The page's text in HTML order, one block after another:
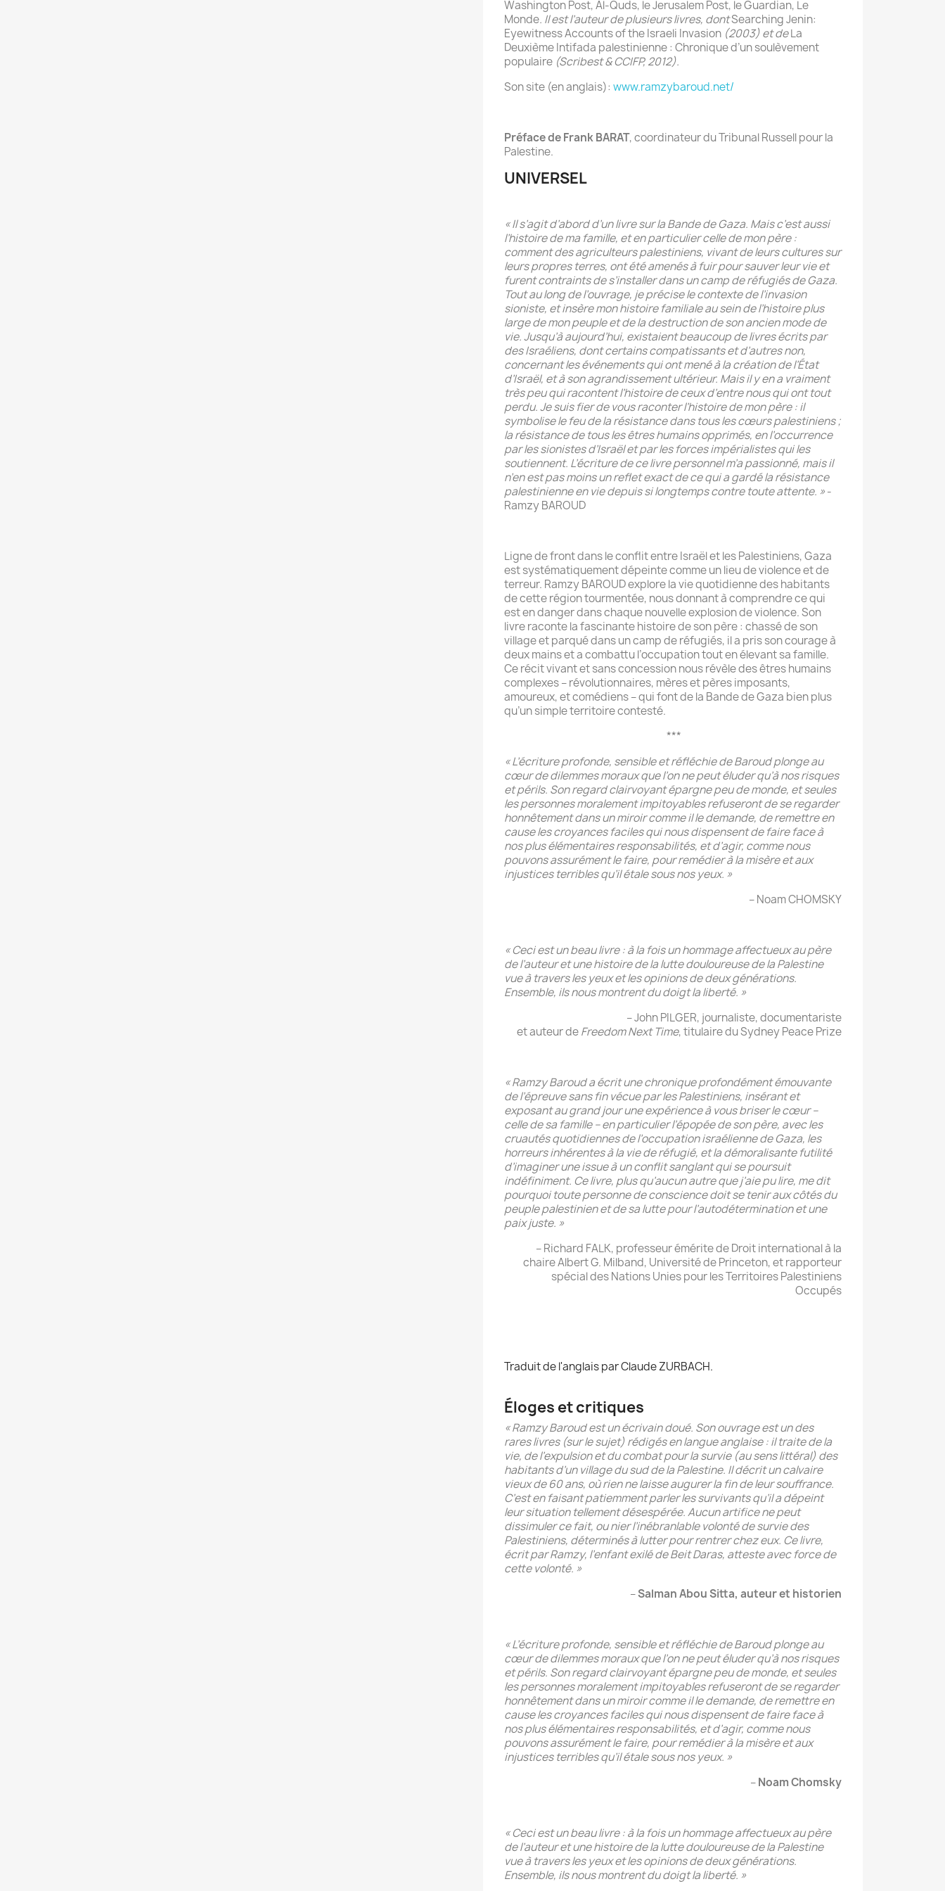
Washington Post, Al-Quds, le Jerusalem Post, le Guardian, Le
Monde. Il est l’auteur de plusieurs livres, dontSearching Jenin:
Eyewitness Accounts of the Israeli Invasion (2003) et deLa
Deuxième Intifada palestinienne : Chronique d’un soulèvement
populaire (Scribest & CCIFP, 2012).
Son site (en anglais): www.ramzybaroud.net/
Préface de Frank BARAT, coordinateur du Tribunal Russell pour la
Palestine.
UNIVERSEL
« Il s’agit d’abord d’un livre sur la Bande de Gaza. Mais c’est aussi
l’histoire de ma famille, et en particulier celle de mon père :
comment des agriculteurs palestiniens, vivant de leurs cultures sur
leurs propres terres, ont été amenés à fuir pour sauver leur vie et
furent contraints de s’installer dans un camp de réfugiés de Gaza.
Tout au long de l’ouvrage, je précise le contexte de l’invasion
sioniste, et insère mon histoire familiale au sein de l’histoire plus
large de mon peuple et de la destruction de son ancien mode de
vie. Jusqu’à aujourd’hui, existaient beaucoup de livres écrits par
des Israéliens, dont certains compatissants et d’autres non,
concernant les événements qui ont mené à la création de l’État
d’Israël, et à son agrandissement ultérieur. Mais il y en a vraiment
très peu qui racontent l’histoire de ceux d’entre nous qui ont tout
perdu. Je suis fier de vous raconter l’histoire de mon père : il
symbolise le feu de la résistance dans tous les cœurs palestiniens ;
la résistance de tous les êtres humains opprimés, en l’occurrence
par les sionistes d’Israël et par les forces impérialistes qui les
soutiennent. L’écriture de ce livre personnel m’a passionné, mais il
n’en est pas moins un reflet exact de ce qui a gardé la résistance
palestinienne en vie depuis si longtemps contre toute attente. »-
Ramzy BAROUD
Ligne de front dans le conflit entre Israël et les Palestiniens, Gaza
est systématiquement dépeinte comme un lieu de violence et de
terreur. Ramzy BAROUD explore la vie quotidienne des habitants
de cette région tourmentée, nous donnant à comprendre ce qui
est en danger dans chaque nouvelle explosion de violence. Son
livre raconte la fascinante histoire de son père : chassé de son
village et parqué dans un camp de réfugiés, il a pris son courage à
deux mains et a combattu l’occupation tout en élevant sa famille.
Ce récit vivant et sans concession nous révèle des êtres humains
complexes – révolutionnaires, mères et pères imposants,
amoureux, et comédiens – qui font de la Bande de Gaza bien plus
qu’un simple territoire contesté.
***
« L’écriture profonde, sensible et réfléchie de Baroud plonge au
cœur de dilemmes moraux que l’on ne peut éluder qu’à nos risques
et périls. Son regard clairvoyant épargne peu de monde, et seules
les personnes moralement impitoyables refuseront de se regarder
honnêtement dans un miroir comme il le demande, de remettre en
cause les croyances faciles qui nous dispensent de faire face à
nos plus élémentaires responsabilités, et d’agir, comme nous
pouvons assurément le faire, pour remédier à la misère et aux
injustices terribles qu’il étale sous nos yeux. »
– Noam CHOMSKY
« Ceci est un beau livre : à la fois un hommage affectueux au père
de l’auteur et une histoire de la lutte douloureuse de la Palestine
vue à travers les yeux et les opinions de deux générations.
Ensemble, ils nous montrent du doigt la liberté. »
– John PILGER, journaliste, documentariste
et auteur deFreedom Next Time, titulaire du Sydney Peace Prize
« Ramzy Baroud a écrit une chronique profondément émouvante
de l’épreuve sans fin vécue par les Palestiniens, insérant et
exposant au grand jour une expérience à vous briser le cœur –
celle de sa famille – en particulier l’épopée de son père, avec les
cruautés quotidiennes de l’occupation israélienne de Gaza, les
horreurs inhérentes à la vie de réfugié, et la démoralisante futilité
d’imaginer une issue à un conflit sanglant qui se poursuit
indéfiniment. Ce livre, plus qu’aucun autre que j’aie pu lire, me dit
pourquoi toute personne de conscience doit se tenir aux côtés du
peuple palestinien et de sa lutte pour l’autodétermination et une
paix juste. »
– Richard FALK, professeur émérite de Droit international à la
chaire Albert G. Milband, Université de Princeton, et rapporteur
spécial des Nations Unies pour les Territoires Palestiniens
Occupés
Traduit de l'anglais par Claude ZURBACH.
Éloges et critiques
« Ramzy Baroud est un écrivain doué. Son ouvrage est un des
rares livres (sur le sujet) rédigés en langue anglaise : il traite de la
vie, de l’expulsion et du combat pour la survie (au sens littéral) des
habitants d’un village du sud de la Palestine. Il décrit un calvaire
vieux de 60 ans, où rien ne laisse augurer la fin de leur souffrance.
C’est en faisant patiemment parler les survivants qu’il a dépeint
leur situation tellement désespérée. Aucun artifice ne peut
dissimuler ce fait, ou nier l’inébranlable volonté de survie des
Palestiniens, déterminés à lutter pour rentrer chez eux. Ce livre,
écrit par Ramzy, l’enfant exilé de Beit Daras, atteste avec force de
cette volonté. »
–Salman Abou Sitta, auteur et historien
« L’écriture profonde, sensible et réfléchie de Baroud plonge au
cœur de dilemmes moraux que l’on ne peut éluder qu’à nos risques
et périls. Son regard clairvoyant épargne peu de monde, et seules
les personnes moralement impitoyables refuseront de se regarder
honnêtement dans un miroir comme il le demande, de remettre en
cause les croyances faciles qui nous dispensent de faire face à
nos plus élémentaires responsabilités, et d’agir, comme nous
pouvons assurément le faire, pour remédier à la misère et aux
injustices terribles qu’il étale sous nos yeux. »
–Noam Chomsky
« Ceci est un beau livre : à la fois un hommage affectueux au père
de l’auteur et une histoire de la lutte douloureuse de la Palestine
vue à travers les yeux et les opinions de deux générations.
Ensemble, ils nous montrent du doigt la liberté. »